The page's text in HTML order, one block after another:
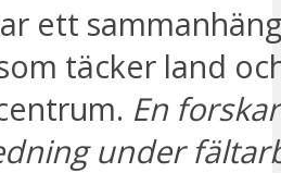
ett
täcker land
En
under